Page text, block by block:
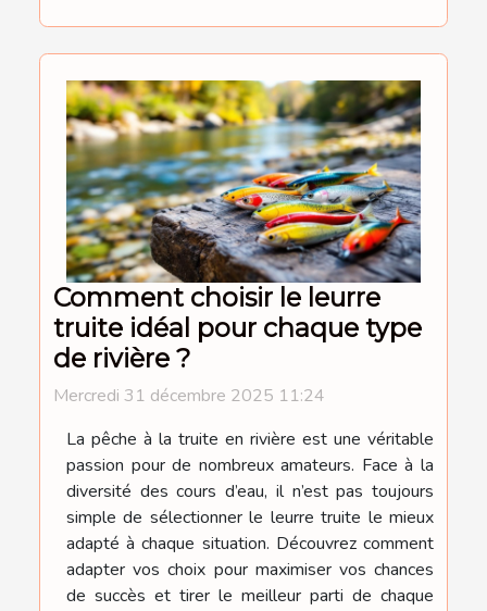
Comment choisir le leurre
truite idéal pour chaque type
de rivière ?
Mercredi 31 décembre 2025 11:24
La pêche à la truite en rivière est une véritable
passion pour de nombreux amateurs. Face à la
diversité des cours d’eau, il n’est pas toujours
simple de sélectionner le leurre truite le mieux
adapté à chaque situation. Découvrez comment
adapter vos choix pour maximiser vos chances
de succès et tirer le meilleur parti de chaque